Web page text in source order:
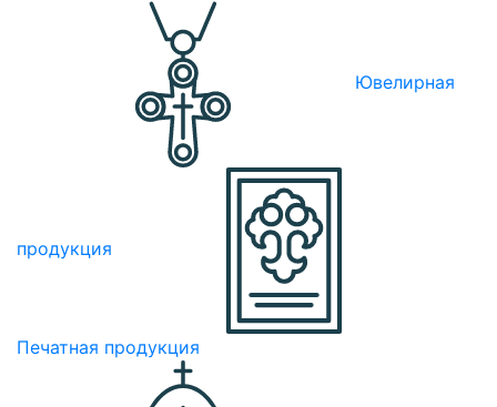
Ювелирная
продукция
Печатная продукция